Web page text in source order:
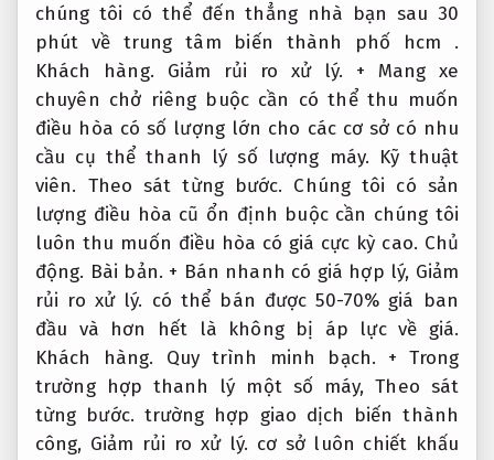
chúng tôi có thể đến thẳng nhà bạn sau 30
phút về trung tâm biến thành phố hcm .
Khách hàng.
Giảm rủi ro xử lý. + Mang xe
chuyên chở riêng buộc cần có thể thu muốn
điều hòa có số lượng lớn cho các cơ sở có nhu
cầu cụ thể thanh lý số lượng máy. Kỹ thuật
viên. Theo sát từng bước. Chúng tôi có sản
lượng điều hòa cũ ổn định buộc cần chúng tôi
luôn thu muốn điều hòa có giá cực kỳ cao. Chủ
động. Bài bản. + Bán nhanh có giá hợp lý, Giảm
rủi ro xử lý. có thể bán được 50-70% giá ban
đầu và hơn hết là không bị áp lực về giá.
Khách hàng.
Quy trình minh bạch. + Trong
trường hợp thanh lý một số máy,Theo sát
từng bước. trường hợp giao dịch biến thành
công, Giảm rủi ro xử lý. cơ sở luôn chiết khấu